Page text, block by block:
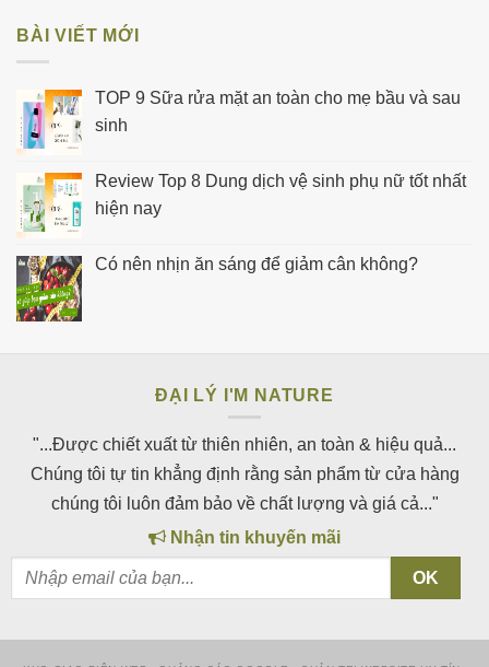
BÀI VIẾT MỚI
TOP 9 Sữa rửa mặt an toàn cho mẹ bầu và sau
sinh
Review Top 8 Dung dịch vệ sinh phụ nữ tốt nhất
hiện nay
Có nên nhịn ăn sáng để giảm cân không?
ĐẠI LÝ I'M NATURE
"...Được chiết xuất từ thiên nhiên, an toàn & hiệu quả...
Chúng tôi tự tin khẳng định rằng sản phẩm từ cửa hàng
chúng tôi luôn đảm bảo về chất lượng và giá cả..."
Nhận tin khuyến mãi